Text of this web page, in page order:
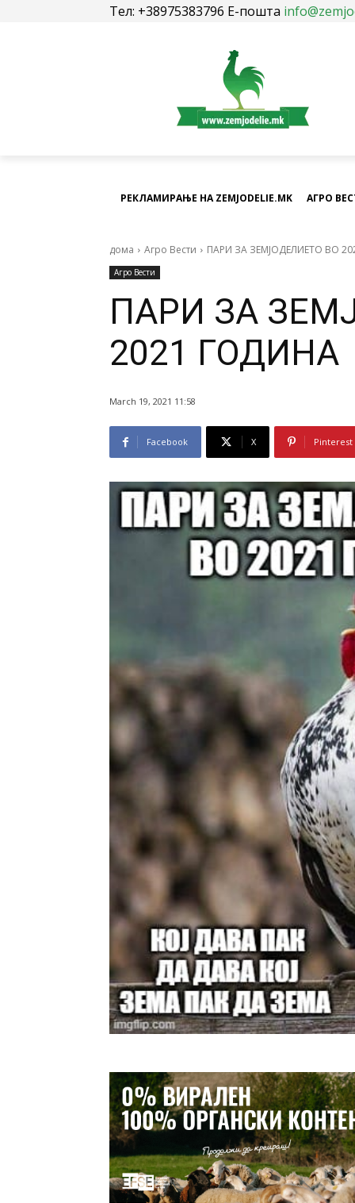
Тел: +38975383796 Е-пошта
РЕКЛАМИРАЊЕ НА ZEMJODELIE.MK АГРО
дома Агро Вести ПАРИ ЗА ЗЕМЈОДЕЛИЕТО ВО
Агро Вести
ПАРИ ЗА
2021 ГОДИНА
March 19, 2021 11:58
Facebook X Pinterest